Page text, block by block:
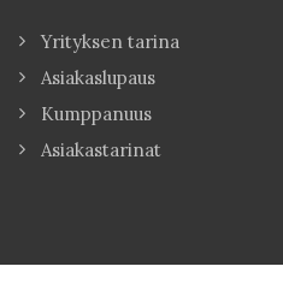
Yrityksen tarina
Asiakaslupaus
Kumppanuus
Asiakastarinat